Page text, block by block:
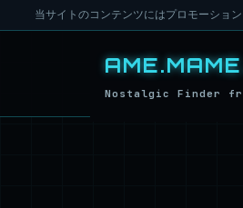
当サイトのコンテンツにはプロモーショ